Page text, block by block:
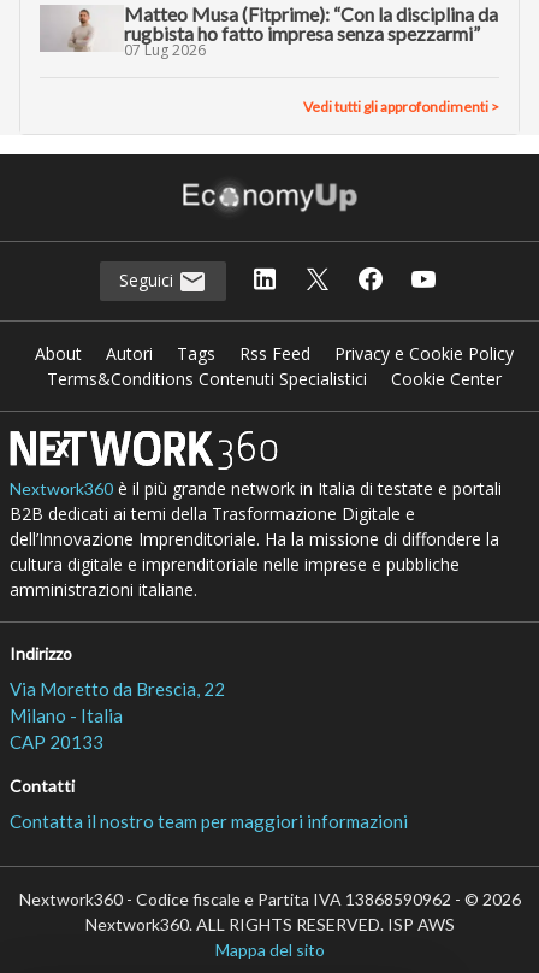
Matteo Musa (Fitprime): “Con la disciplina da
rugbista ho fatto impresa senza spezzarmi”
07 Lug 2026
Vedi tutti gli approfondimenti >
Seguici
About Autori Tags Rss Feed
Privacy e Cookie Policy
Terms&Conditions Contenuti Specialistici
Cookie Center
Nextwork360è il più grande network in Italia di testate e portali
B2B dedicati ai temi della Trasformazione Digitale e
dell’Innovazione Imprenditoriale. Ha la missione di diffondere la
cultura digitale e imprenditoriale nelle imprese e pubbliche
amministrazioni italiane.
Indirizzo
Via Moretto da Brescia, 22
Milano - Italia
CAP 20133
Contatti
Contatta il nostro team per maggiori informazioni
Nextwork360 - Codice fiscale e Partita IVA 13868590962 - © 2026
Nextwork360. ALL RIGHTS RESERVED. ISP AWS
Mappa del sito